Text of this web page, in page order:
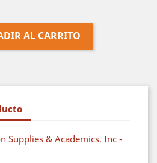
AL CARRITO
Supplies & Academics. Inc -